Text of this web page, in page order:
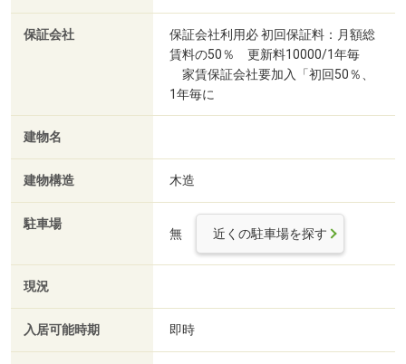
保証会社
保証会社利用必 初回保証料：月額総
賃料の50％ 更新料10000/1年毎
家賃保証会社要加入「初回50％、
1年毎に
建物名
建物構造 木造
駐車場
無 近くの駐車場を探す
現況
入居可能時期 即時